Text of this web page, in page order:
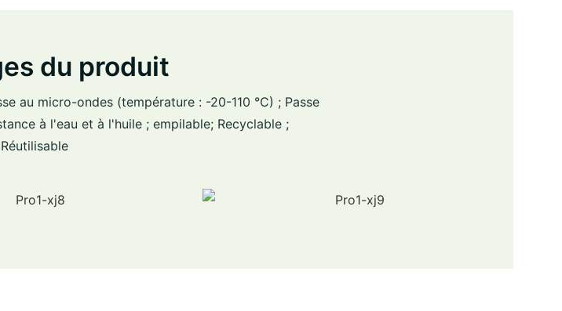
du produit
au micro-ondes (température : -20-110 °C) ; Passe
à l'eau et à l'huile ; empilable; Recyclable ;
Réutilisable